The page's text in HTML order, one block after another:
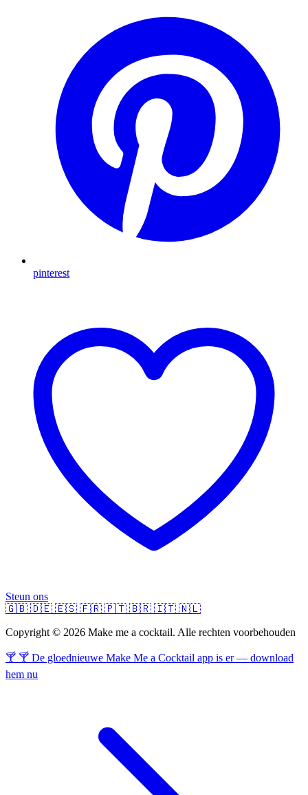
pinterest
Steun ons
🇬🇧 🇩🇪 🇪🇸 🇫🇷 🇵🇹 🇧🇷 🇮🇹 🇳🇱
Copyright © 2026 Make me a cocktail. Alle rechten voorbehouden
🍸 🍸 De gloednieuwe Make Me a Cocktail app is er — download
hem nu